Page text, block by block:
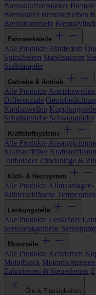
Bremskraftverstärker
Bremssättel Bremsscheiben
Bremstrommeln
Fahrwerksteile
Alle Produkte Blattfedern
Spiralfedern Stabilisatoren
Stoßdämpfer
Getriebe & Antrieb
Alle Produkte
Differenziale
Kardanwellen Kupplungsteile
Schaltgetriebe Schwungräder
Kraftstoffsysteme
Alle Produkte
Kraftstofffilter
Turbolader Zündanlage &
Kühl- & Heizsystem
Alle Produkte Klimaanlagen-
Kühlerschläuche
Lenkungsteile
Alle Produkte Lenkräder
Servolenkgetriebe
Motorteile
Alle Produkte Keilriemen
Motorblock
Zahnriemen & Steuerketten
Öle & Flüssigkeiten